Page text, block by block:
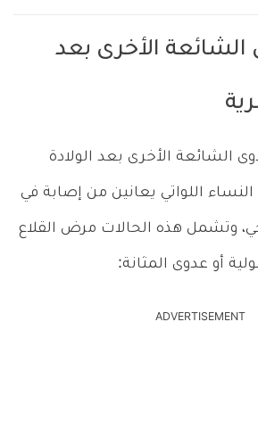
الشائعة الأخرى بعد
الشائعة الأخرى بعد الولادة
النساء اللواتي يعانين من إصابة في
وتشمل هذه الحالات مرض القلاع
أو عدوى المثانة:
ADVERTISEMENT